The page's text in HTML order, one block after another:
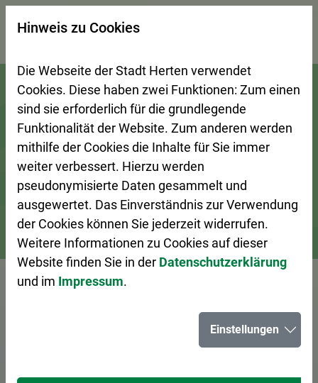
Zur Startseite (Schnelltaste 0)
Zum Seitenanfang springen (Schnelltaste A)
Zur Navigation/Menü springen (Schnelltaste M)
Zur Suche springen (Schnelltaste 8)
Zum Inhalt springen (Schnelltaste I)
Zum Fußbereich springen (Schnelltaste Z)
Stadtleben Veranstaltungskalender Veranstaltung –
Vorlesen
Suchseite mit Schnellsuche
Hinweis zu Cookies
Die Webseite der Stadt Herten verwendet
Cookies. Diese haben zwei Funktionen: Zum einen
sind sie erforderlich für die grundlegende
Funktionalität der Website. Zum anderen werden
mithilfe der Cookies die Inhalte für Sie immer
weiter verbessert. Hierzu werden
pseudonymisierte Daten gesammelt und
ausgewertet. Das Einverständnis zur Verwendung
der Cookies können Sie jederzeit widerrufen.
Weitere Informationen zu Cookies auf dieser
Website finden Sie in der Datenschutzerklärung
und im Impressum.
Einstellungen